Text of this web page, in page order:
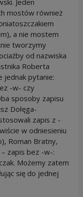
mostów również
a nie mostem
tworzymy
od nazwiska
Roberta
jednak pytanie:
-w- czy
sposoby zapisu
Dołęga-
zapis z -
w odniesieniu
Roman Bratny,
zapis bez -w-:
Możemy zatem
się do jednej